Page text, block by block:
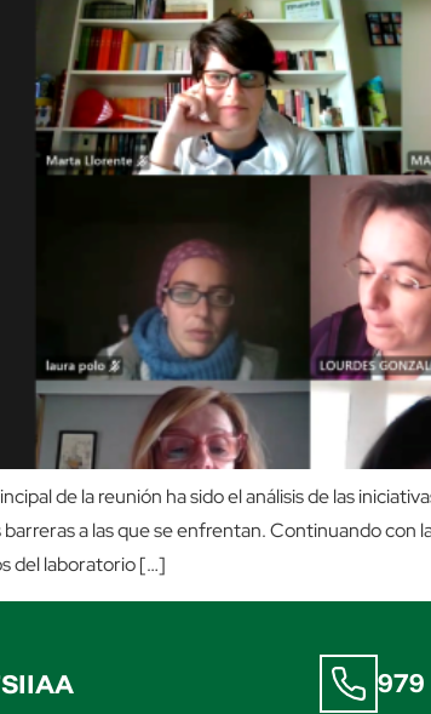
de la reunión ha sido el análisis de las
a las que se enfrentan. Continuando con
del laboratorio […]
979